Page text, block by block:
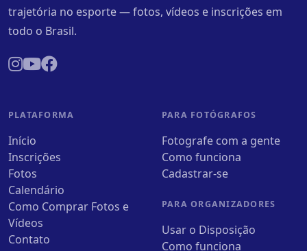
trajetória no esporte — fotos, vídeos e inscrições em
todo o Brasil.
PLATAFORMA
Início
Inscrições
Fotos
Calendário
Como Comprar Fotos e
Vídeos
Contato
PARA FOTÓGRAFOS
Fotografe com a gente
Como funciona
Cadastrar-se
PARA ORGANIZADORES
Usar o Disposição
Como funciona